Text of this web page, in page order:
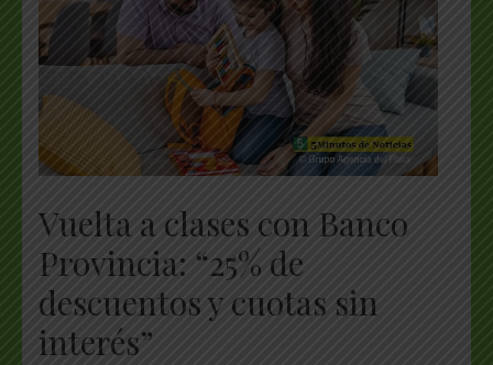
Vuelta a clases con Banco
Provincia: “25% de
descuentos y cuotas sin
interés”